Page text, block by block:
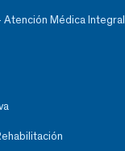
Atención Médica Integral